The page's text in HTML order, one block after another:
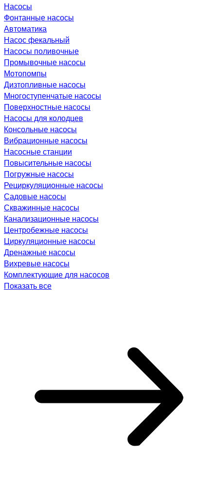
Насосы
Фонтанные насосы
Автоматика
Насос фекальный
Насосы поливочные
Промывочные насосы
Мотопомпы
Дизтопливные насосы
Многоступенчатые насосы
Поверхностные насосы
Насосы для колодцев
Консольные насосы
Вибрационные насосы
Насосные станции
Повысительные насосы
Погружные насосы
Рециркуляционные насосы
Садовые насосы
Скважинные насосы
Канализационные насосы
Центробежные насосы
Циркуляционные насосы
Дренажные насосы
Вихревые насосы
Комплектующие для насосов
Показать все